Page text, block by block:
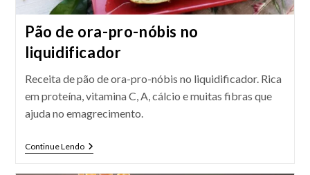
Pão de ora-pro-nóbis no
liquidificador
Receita de pão de ora-pro-nóbis no liquidificador. Rica
em proteína, vitamina C, A, cálcio e muitas fibras que
ajuda no emagrecimento.
Continue LendoPão
De